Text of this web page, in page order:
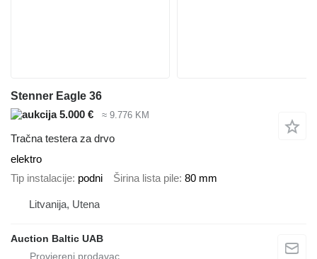
Stenner Eagle 36
5.000 €
≈ 9.776 KM
Tračna testera za drvo
elektro
Tip instalacije podni Širina lista pile 80 mm
Litvanija, Utena
Auction Baltic UAB